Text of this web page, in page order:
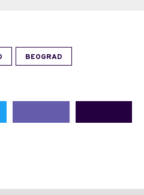
BEOGRAD